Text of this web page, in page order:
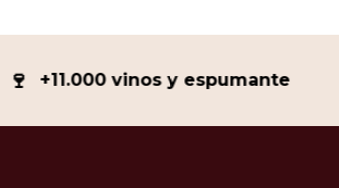
+11.000 vinos y espumante